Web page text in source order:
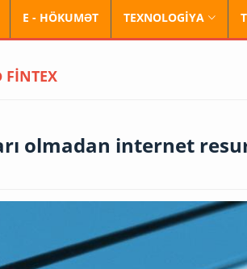
E - HÖKUMƏT TEXNOLOGİYA
FİNTEX
olmadan internet